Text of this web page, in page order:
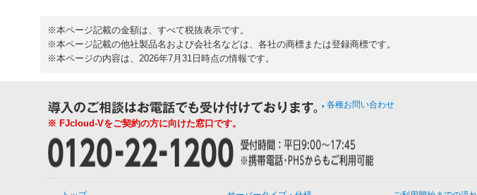
※本ページ記載の金額は、すべて税抜表示です。
※本ページ記載の他社製品名および会社名などは、各社の商標または登録商標です。
※本ページの内容は、2026年7月31日時点の情報です。
各種お問い合わせ
※ FJcloud-Vをご契約の方に向けた窓口です。